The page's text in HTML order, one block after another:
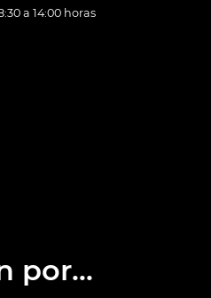
a 14:00 horas
por...